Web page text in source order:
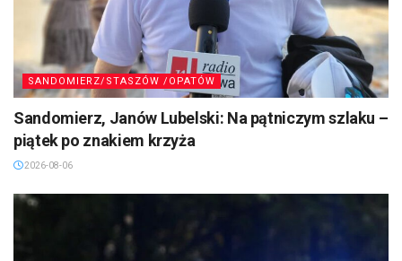
SANDOMIERZ/STASZÓW /OPATÓW
Sandomierz, Janów Lubelski: Na pątniczym szlaku –
piątek po znakiem krzyża
2026-08-06